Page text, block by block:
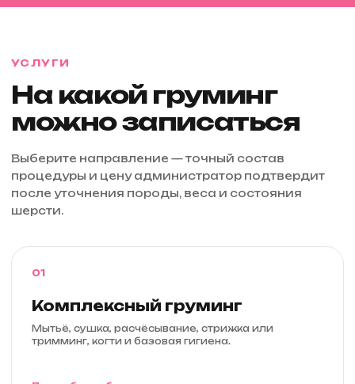
УСЛУГИ
На какой груминг
можно записаться
Выберите направление — точный состав
процедуры и цену администратор подтвердит
после уточнения породы, веса и состояния
шерсти.
01
Комплексный груминг
Мытьё, сушка, расчёсывание, стрижка или
тримминг, когти и базовая гигиена.